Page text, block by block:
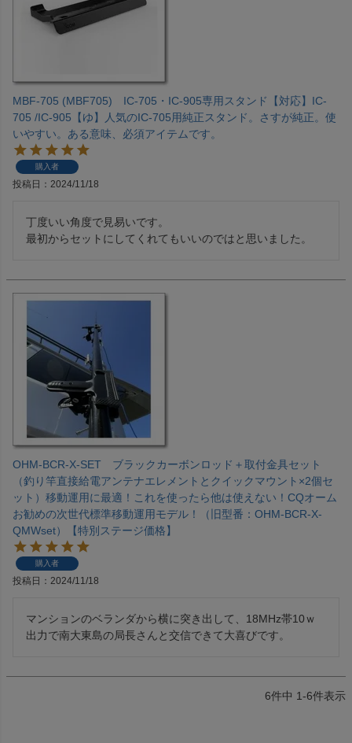
MBF-705 (MBF705) IC-705・IC-905専用スタンド【対応】IC-
705 /IC-905【ゆ】人気のIC-705用純正スタンド。さすが純正。使
いやすい。ある意味、必須アイテムです。
購入者
投稿日 2024/11/18
丁度いい角度で見易いです。
最初からセットにしてくれてもいいのではと思いました。
OHM-BCR-X-SET ブラックカーボンロッド＋取付金具セット
（釣り竿直接給電アンテナエレメントとクイックマウント×2個セ
ット）移動運用に最適！これを使ったら他は使えない！CQオーム
お勧めの次世代標準移動運用モデル！（旧型番：OHM-BCR-X-
QMWset）【特別ステージ価格】
購入者
投稿日 2024/11/18
マンションのベランダから横に突き出して、18MHz帯10ｗ
出力で南大東島の局長さんと交信できて大喜びです。
6件中 1-6件表示